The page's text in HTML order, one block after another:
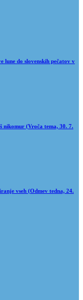
lune do slovenskih pečatov v
nikomur (Vroča tema, 30. 7.
vseh (Odmev tedna, 24.